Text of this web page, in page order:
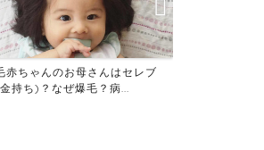
赤ちゃんのお母さんはセレブ
持ち)？なぜ爆毛？病...